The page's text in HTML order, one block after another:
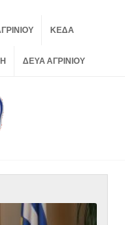
ΚΕΔΑ
ΔΕΥΑ ΑΓΡΙΝΙΟΥ